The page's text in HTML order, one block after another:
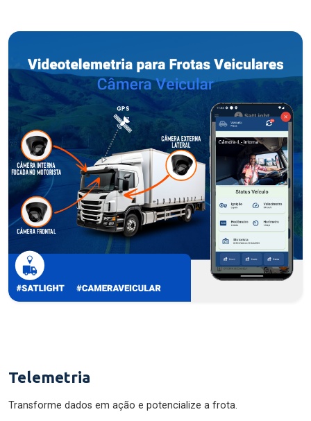
Telemetria
Transforme dados em ação e potencialize a frota.